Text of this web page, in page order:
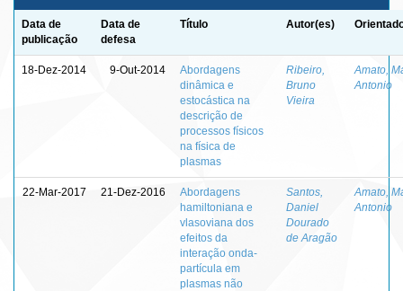
Data de
publicação
Data de
defesa
Título Autor(es)
18-Dez-2014 9-Out-2014
Abordagens
dinâmica e
estocástica na
descrição de
processos físicos
na física de
plasmas
Ribeiro,
Bruno
Vieira
Amato,
Antonio
22-Mar-2017 21-Dez-2016
Abordagens
hamiltoniana e
vlasoviana dos
efeitos da
interação onda-
partícula em
plasmas não
Santos,
Daniel
Dourado
de Aragão
Amato,
Antonio